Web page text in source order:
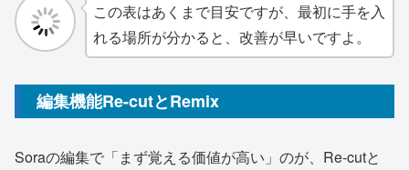
この表はあくまで目安ですが、最初に手を入
れる場所が分かると、改善が早いですよ。
編集機能Re-cutとRemix
Soraの編集で「まず覚える価値が高い」のが、Re-cutと